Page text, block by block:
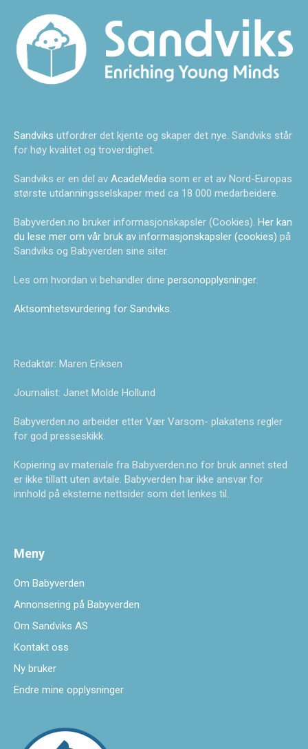
Sandviks utfordrer det kjente og skaper det nye. Sandviks står
for høy kvalitet og troverdighet.
Sandviks er en del av AcadeMedia som er et av Nord-Europas
største utdanningsselskaper med ca 18 000 medarbeidere.
Babyverden.no bruker informasjonskapsler (Cookies). Her kan
du lese mer om vår bruk av informasjonskapsler (cookies) på
Sandviks og Babyverden sine siter.
Les om hvordan vi behandler dine personopplysninger.
Aktsomhetsvurdering for Sandviks.
Redaktør: Maren Eriksen
Journalist: Janet Molde Hollund
Babyverden.no arbeider etter Vær Varsom- plakatens regler
for god presseskikk.
Kopiering av materiale fra Babyverden.no for bruk annet sted
er ikke tillatt uten avtale. Babyverden har ikke ansvar for
innhold på eksterne nettsider som det lenkes til.
Meny
Om Babyverden
Annonsering på Babyverden
Om Sandviks AS
Kontakt oss
Ny bruker
Endre mine opplysninger